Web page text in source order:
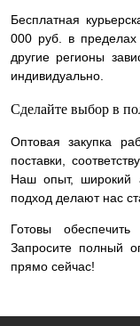
Бесплатная
000 руб. в
другие регионы
индивидуально.
Сделайте выбор в
Оптовая закупка
поставки,
Наш опыт, широкий
подход делают нас
Готовы
Запросите полный
прямо сейчас!